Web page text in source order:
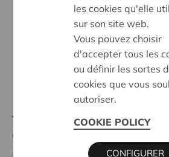
16 Dezember 2024
Taux inchangé pour la
consécutive
les cookies qu'elle
sur son site web.
Vous pouvez choisir
d'accepter tous les
ou définir les sortes
cookies que vous
autoriser.
COOKIE POLICY
CONFIGURER